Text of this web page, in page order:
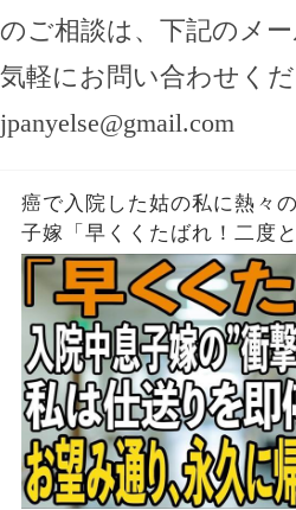
のご相談は、下記のメ
気軽にお問い合わせくだ
jpanyelse@gmail.com
癌で入院した姑の私に熱々
子嫁「早くくたばれ！二度
お望みどおり私は息子夫婦
久に帰らなかった結果